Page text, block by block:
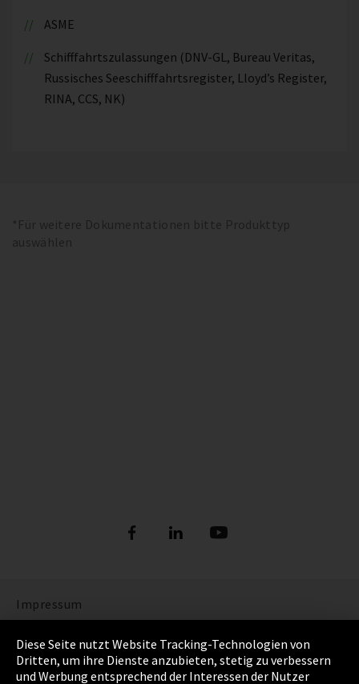
ASME
Schifffahrtszulassungen (DNV-GL, Bureau Veritas,
Russisches Seeschifffahrtsregister, Lloyd’s Register,
RINA, CCS, NK)
*Für weitere Dokumentationen bitte Produkttyp
auswählen
Impressum
Datenschutz
Cookie Einstellungen
Diese Seite nutzt Website Tracking-Technologien von
Dritten, um ihre Dienste anzubieten, stetig zu verbessern
und Werbung entsprechend der Interessen der Nutzer